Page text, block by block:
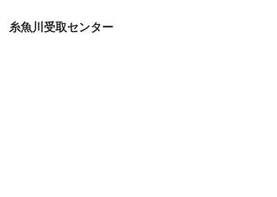
糸魚川受取センター